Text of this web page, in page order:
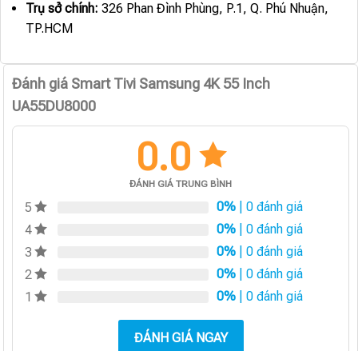
Trụ sở chính: 326 Phan Đình Phùng, P.1, Q. Phú Nhuận,
TP.HCM
Đánh giá Smart Tivi Samsung 4K 55 Inch
UA55DU8000
0.0
ĐÁNH GIÁ TRUNG BÌNH
5 0% | 0 đánh giá
4
0% | 0 đánh giá
3
0% | 0 đánh giá
2
0% | 0 đánh giá
1
0% | 0 đánh giá
ĐÁNH GIÁ NGAY